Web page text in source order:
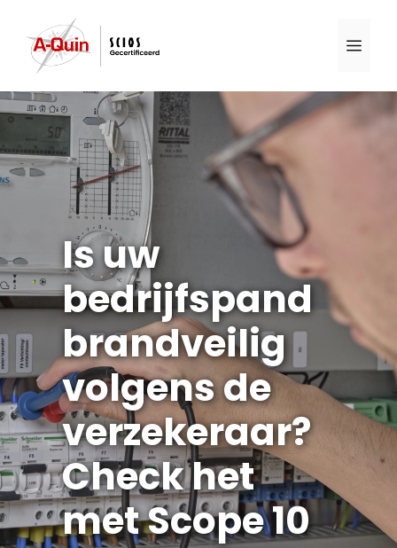
naar
inhoud
Is uw
bedrijfspand
brandveilig
volgens de
verzekeraar?
Check het
met Scope 10